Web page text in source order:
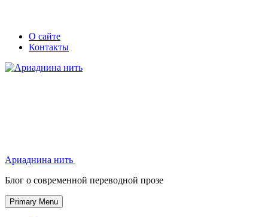
Skip
Secondary
left
navigation
Secondary
right
navigation
О сайте
Контакты
Ариаднина нить
Блог о современной переводной прозе
Primary Menu